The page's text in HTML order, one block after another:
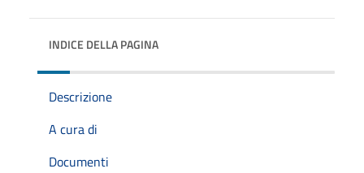
INDICE DELLA PAGINA
Descrizione
A cura di
Documenti